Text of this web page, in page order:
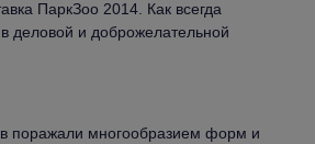
ПаркЗоо 2014. Как всегда
деловой и доброжелательной
поражали многообразием форм и